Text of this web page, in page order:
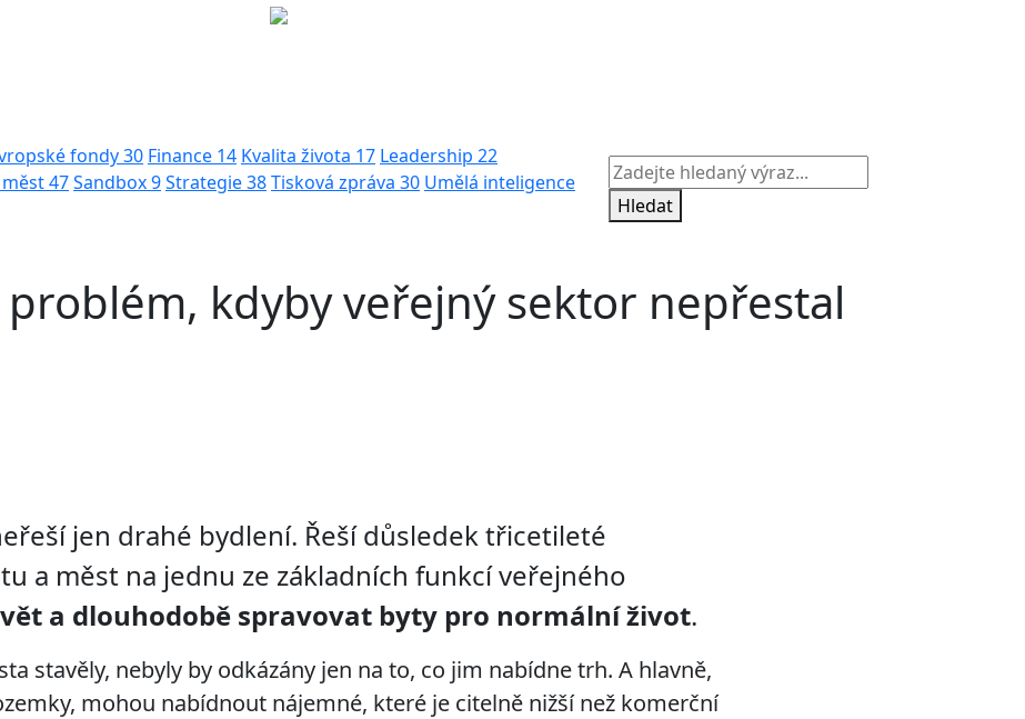
fondy30 Finance 14 Kvalita života 17 Leadership 22
47Sandbox9Strategie38Tisková zpráva 30 Umělá inteligence
Hledat
kdyby veřejný sektor nepřestal
jen drahé bydlení. Řeší důsledek třicetileté
a měst na jednu ze základních funkcí veřejného
a dlouhodobě spravovat byty pro normální život.
stavěly, nebyly by odkázány jen na to, co jim nabídne trh. A hlavně,
mohou nabídnout nájemné, které je citelně nižší než komerční